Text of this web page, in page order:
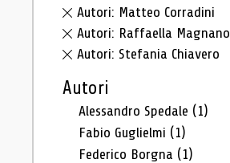
Autori: Matteo Corradini
Autori: Raffaella Magnano
Autori: Stefania Chiavero
Autori
Alessandro Spedale (1)
Fabio Guglielmi (1)
Federico Borgna (1)